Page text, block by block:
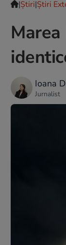
|Ştiri|Știri
Ioana
Jurnalist